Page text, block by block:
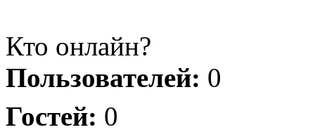
Кто онлайн?
Пользователей: 0
Гостей: 0